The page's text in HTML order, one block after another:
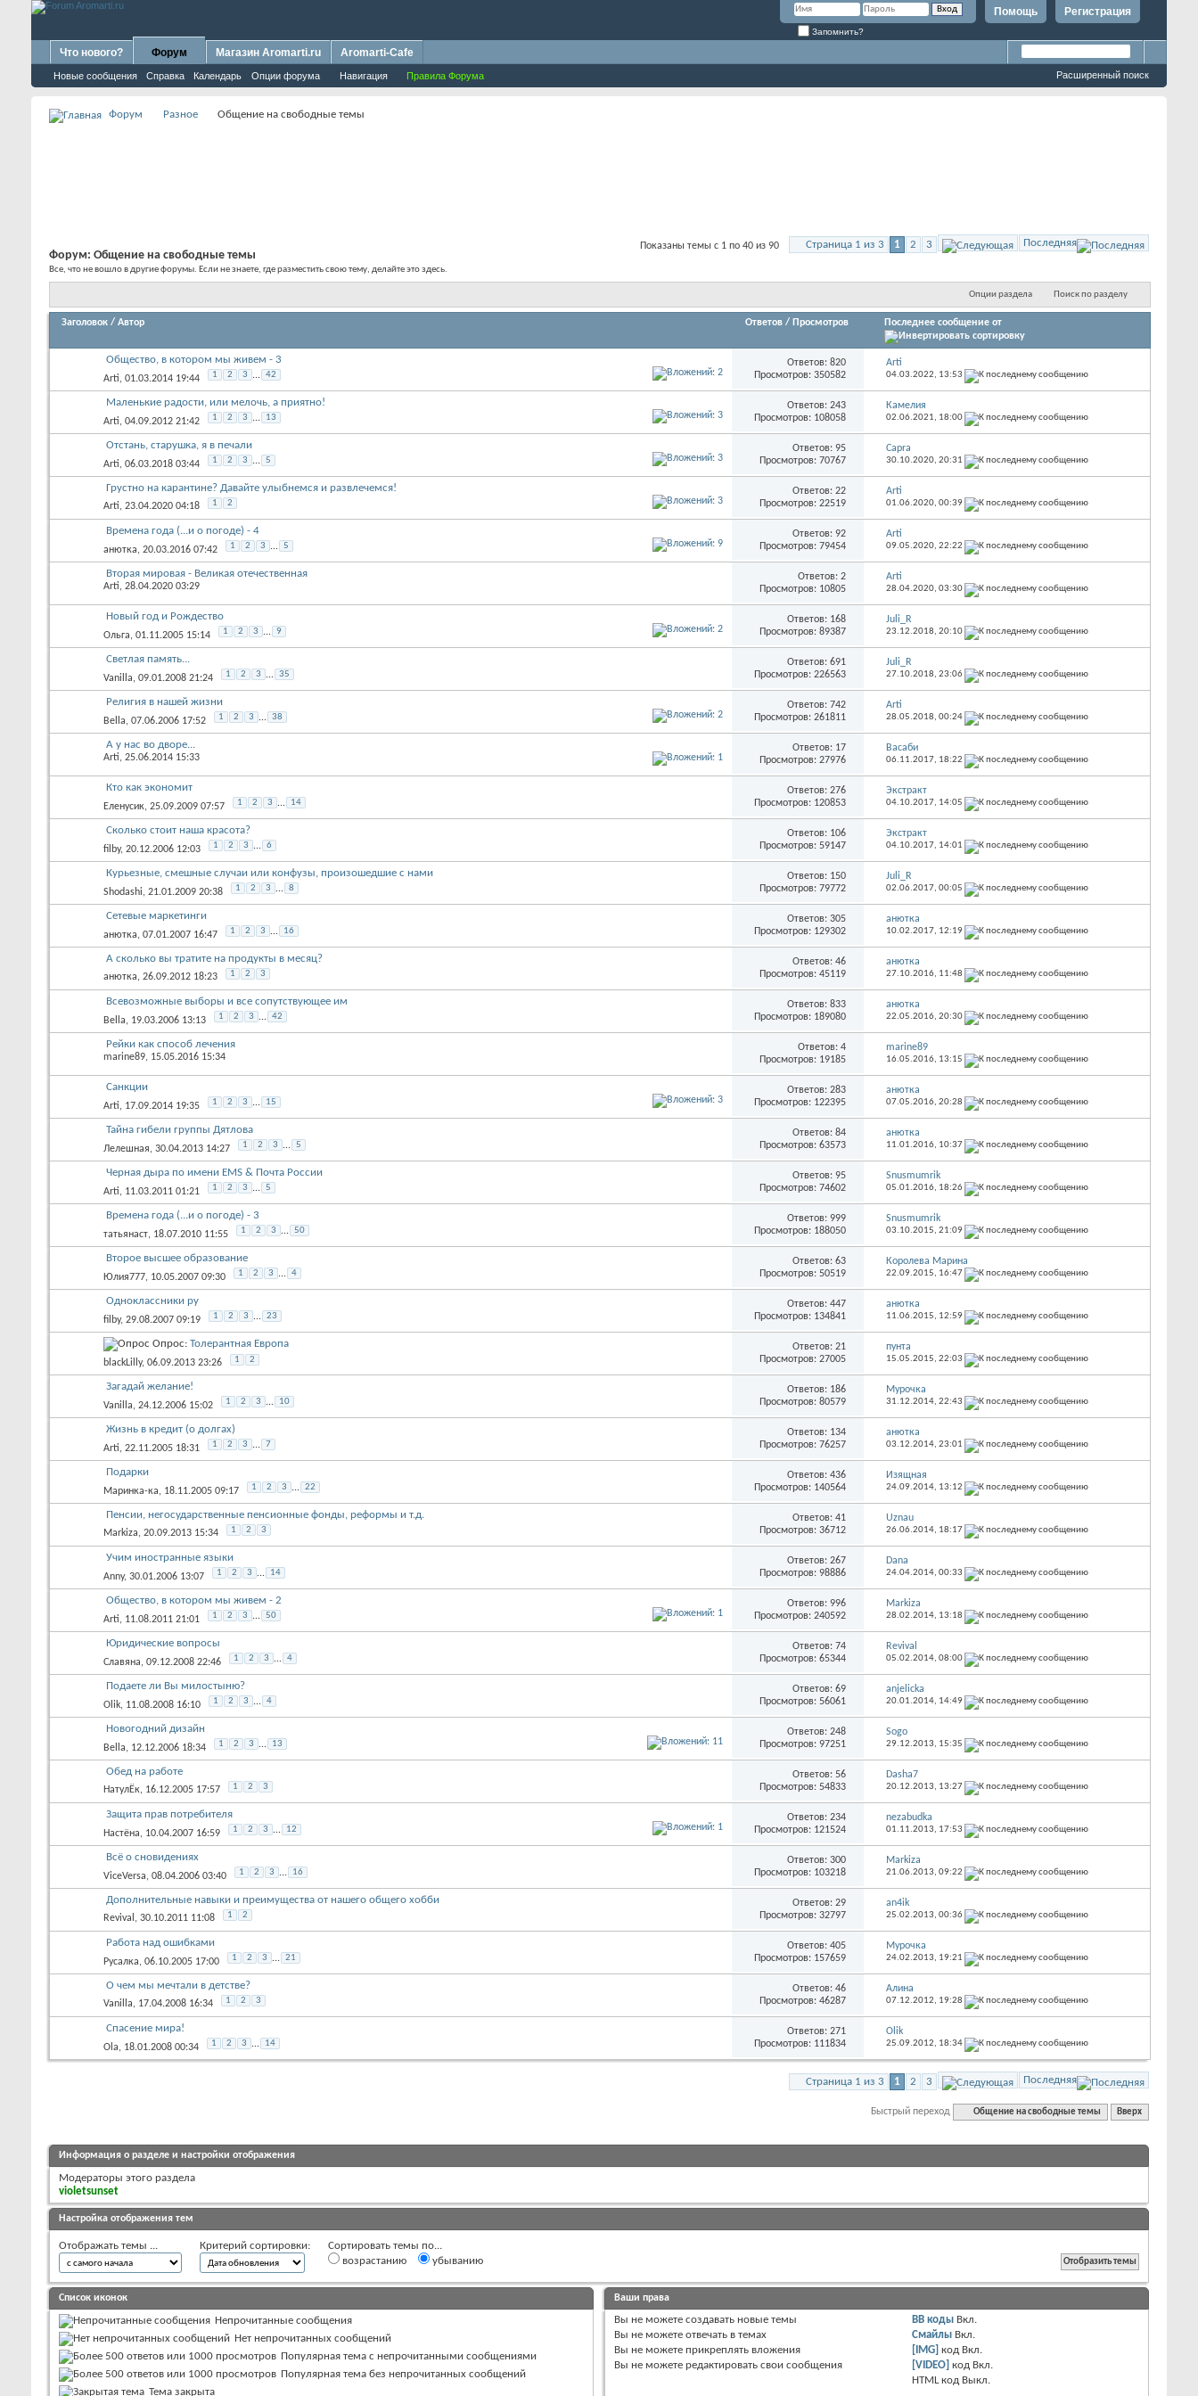
Регистрация
Помощь
Запомнить?
Что нового? Форум
Новые сообщения Справка Календарь Опции форума Навигация Правила Форума
Магазин Aromarti.ru Aromarti-Cafe
Расширенный поиск
Форум Разное Общение на свободные темы
Страница 1 из 3 1 2 3 Последняя
Показаны темы с 1 по 40 из 90
Форум: Общение на свободные темы
Все, что не вошло в другие форумы. Если не знаете, где разместить свою тему, делайте это здесь.
Опции раздела Поиск по разделу
Заголовок / Автор Ответов / Просмотров Последнее сообщение от
Общество, в котором мы живем - 3
Arti, 01.03.2014 19:44 1 2 3 ... 42
Ответов: 820
Просмотров: 350582
Arti
04.03.2022, 13:53
Маленькие радости, или мелочь, а приятно!
Arti, 04.09.2012 21:42 1 2 3 ... 13
Ответов: 243
Просмотров: 108058
Камелия
02.06.2021, 18:00
Отстань, старушка, я в печали
Arti, 06.03.2018 03:44 1 2 3 ... 5
Ответов: 95
Просмотров: 70767
Capra
30.10.2020, 20:31
Грустно на карантине? Давайте улыбнемся и развлечемся!
Arti, 23.04.2020 04:18 1 2
Ответов: 22
Просмотров: 22519
Arti
01.06.2020, 00:39
Времена года (...и о погоде) - 4
анютка, 20.03.2016 07:42 1 2 3 ... 5
Ответов: 92
Просмотров: 79454
Arti
09.05.2020, 22:22
Вторая мировая - Великая отечественная
Arti, 28.04.2020 03:29
Ответов: 2
Просмотров: 10805
Arti
28.04.2020, 03:30
Новый год и Рождество
Ольга, 01.11.2005 15:14 1 2 3 ... 9
Ответов: 168
Просмотров: 89387
Juli_R
23.12.2018, 20:10
Светлая память...
Vanilla, 09.01.2008 21:24 1 2 3 ... 35
Ответов: 691
Просмотров: 226563
Juli_R
27.10.2018, 23:06
Религия в нашей жизни
Bella, 07.06.2006 17:52 1 2 3 ... 38
Ответов: 742
Просмотров: 261811
Arti
28.05.2018, 00:24
А у нас во дворе...
Arti, 25.06.2014 15:33
Ответов: 17
Просмотров: 27976
Васаби
06.11.2017, 18:22
Кто как экономит
Еленусик, 25.09.2009 07:57 1 2 3 ... 14
Ответов: 276
Просмотров: 120853
Экстракт
04.10.2017, 14:05
Сколько стоит наша красота?
filby, 20.12.2006 12:03 1 2 3 ... 6
Ответов: 106
Просмотров: 59147
Экстракт
04.10.2017, 14:01
Курьезные, смешные случаи или конфузы, произошедшие с нами
Shodashi, 21.01.2009 20:38 1 2 3 ... 8
Ответов: 150
Просмотров: 79772
Juli_R
02.06.2017, 00:05
Сетевые маркетинги
анютка, 07.01.2007 16:47 1 2 3 ... 16
Ответов: 305
Просмотров: 129302
анютка
10.02.2017, 12:19
А сколько вы тратите на продукты в месяц?
анютка, 26.09.2012 18:23 1 2 3
Ответов: 46
Просмотров: 45119
анютка
27.10.2016, 11:48
Всевозможные выборы и все сопутствующее им
Bella, 19.03.2006 13:13 1 2 3 ... 42
Ответов: 833
Просмотров: 189080
анютка
22.05.2016, 20:30
Рейки как способ лечения
marine89, 15.05.2016 15:34
Ответов: 4
Просмотров: 19185
marine89
16.05.2016, 13:15
Санкции
Arti, 17.09.2014 19:35 1 2 3 ... 15
Ответов: 283
Просмотров: 122395
анютка
07.05.2016, 20:28
Тайна гибели группы Дятлова
Лелешная, 30.04.2013 14:27 1 2 3 ... 5
Ответов: 84
Просмотров: 63573
анютка
11.01.2016, 10:37
Черная дыра по имени EMS & Почта России
Arti, 11.03.2011 01:21 1 2 3 ... 5
Ответов: 95
Просмотров: 74602
Snusmumrik
05.01.2016, 18:26
Времена года (...и о погоде) - 3
татьянаст, 18.07.2010 11:55 1 2 3 ... 50
Ответов: 999
Просмотров: 188050
Snusmumrik
03.10.2015, 21:09
Второе высшее образование
Юлия777, 10.05.2007 09:30 1 2 3 ... 4
Ответов: 63
Просмотров: 50519
Королева Марина
22.09.2015, 16:47
Одноклассники ру
filby, 29.08.2007 09:19 1 2 3 ... 23
Ответов: 447
Просмотров: 134841
анютка
11.06.2015, 12:59
Опрос: Толерантная Европа
blackLilly, 06.09.2013 23:26 1 2
Ответов: 21
Просмотров: 27005
пунта
15.05.2015, 22:03
Загадай желание!
Vanilla, 24.12.2006 15:02 1 2 3 ... 10
Ответов: 186
Просмотров: 80579
Мурочка
31.12.2014, 22:43
Жизнь в кредит (о долгах)
Arti, 22.11.2005 18:31 1 2 3 ... 7
Ответов: 134
Просмотров: 76257
анютка
03.12.2014, 23:01
Подарки
Маринка-ка, 18.11.2005 09:17 1 2 3 ... 22
Ответов: 436
Просмотров: 140564
Изящная
24.09.2014, 13:12
Пенсии, негосударственные пенсионные фонды, реформы и т.д.
Markiza, 20.09.2013 15:34 1 2 3
Ответов: 41
Просмотров: 36712
Uznau
26.06.2014, 18:17
Учим иностранные языки
Anny, 30.01.2006 13:07 1 2 3 ... 14
Ответов: 267
Просмотров: 98886
Dana
24.04.2014, 00:33
Общество, в котором мы живем - 2
Arti, 11.08.2011 21:01 1 2 3 ... 50
Ответов: 996
Просмотров: 240592
Markiza
28.02.2014, 13:18
Юридические вопросы
Славяна, 09.12.2008 22:46 1 2 3 ... 4
Ответов: 74
Просмотров: 65344
Revival
05.02.2014, 08:00
Подаете ли Вы милостыню?
Olik, 11.08.2008 16:10 1 2 3 ... 4
Ответов: 69
Просмотров: 56061
anjelicka
20.01.2014, 14:49
Новогодний дизайн
Bella, 12.12.2006 18:34 1 2 3 ... 13
Ответов: 248
Просмотров: 97251
Sogo
29.12.2013, 15:35
Обед на работе
НатулЁк, 16.12.2005 17:57 1 2 3
Ответов: 56
Просмотров: 54833
Dasha7
20.12.2013, 13:27
Защита прав потребителя
Настёна, 10.04.2007 16:59 1 2 3 ... 12
Ответов: 234
Просмотров: 121524
nezabudka
01.11.2013, 17:53
Всё о сновидениях
ViceVersa, 08.04.2006 03:40 1 2 3 ... 16
Ответов: 300
Просмотров: 103218
Markiza
21.06.2013, 09:22
Дополнительные навыки и преимущества от нашего общего хобби
Revival , 30.10.2011 11:08 1 2
Ответов: 29
Просмотров: 32797
an4ik
25.02.2013, 00:36
Работа над ошибками
Русалка, 06.10.2005 17:00 1 2 3 ... 21
Ответов: 405
Просмотров: 157659
Мурочка
24.02.2013, 19:21
О чем мы мечтали в детстве?
Vanilla, 17.04.2008 16:34 1 2 3
Ответов: 46
Просмотров: 46287
Алина
07.12.2012, 19:28
Спасение мира!
Ola, 18.01.2008 00:34 1 2 3 ... 14
Ответов: 271
Просмотров: 111834
Olik
25.09.2012, 18:34
Страница 1 из 3 1 2 3 Последняя
Быстрый переход Общение на свободные темы Вверх
Информация о разделе и настройки отображения
Модераторы этого раздела
violetsunset
Настройка отображения тем
Отображать темы ... Критерий сортировки:
Сортировать темы по...
возрастанию
убыванию
Список иконок
Непрочитанные сообщения
Нет непрочитанных сообщений
Популярная тема с непрочитанными сообщениями
Популярная тема без непрочитанных сообщений
Тема закрыта
Ваши права
Вы не можете создавать новые темы
Вы не можете отвечать в темах
Вы не можете прикреплять вложения
Вы не можете редактировать свои сообщения
BB коды Вкл.
Смайлы Вкл.
[IMG] код Вкл.
[VIDEO] код Вкл.
HTML код Выкл.